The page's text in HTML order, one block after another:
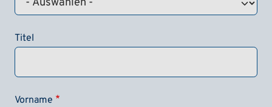
Titel
Vorname